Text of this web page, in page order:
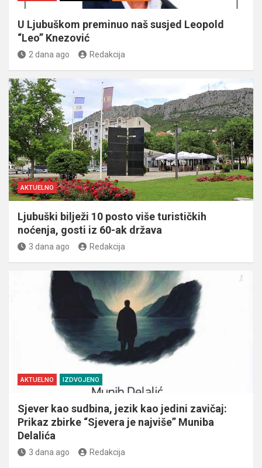
U Ljubuškom preminuo naš susjed Leopold
“Leo” Knezović
2 dana ago Redakcija
AKTUELNO
Ljubuški bilježi 10 posto više turističkih
noćenja, gosti iz 60-ak država
3 dana ago Redakcija
AKTUELNO IZDVOJENO
Sjever kao sudbina, jezik kao jedini zavičaj:
Prikaz zbirke “Sjevera je najviše” Muniba
Delalića
3 dana ago Redakcija